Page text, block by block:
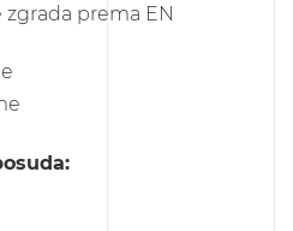
prema EN